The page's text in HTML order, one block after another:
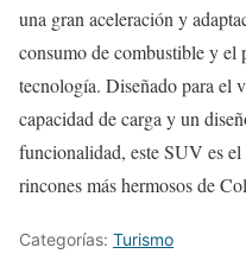
una gran aceleración y
consumo de combustible y el
tecnología. Diseñado para el
capacidad de carga y un
funcionalidad, este SUV es
rincones más hermosos de
Categorías: Turismo